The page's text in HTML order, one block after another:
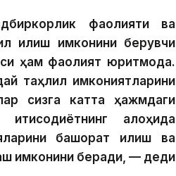
фаолияти ва
қилиш имконини берувчи
ҳам фаолият юритмоқда.
таҳлил имкониятларини
сизга катта ҳажмдаги
алоҳида
башорат қилиш ва
имконини беради, — деди